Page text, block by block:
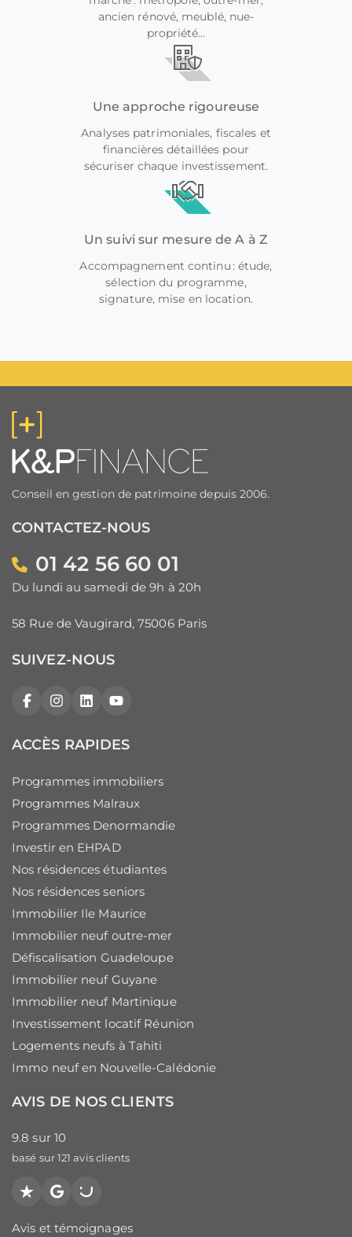
ancien rénové, meublé, nue-
propriété…
Une approche rigoureuse
Analyses patrimoniales, fiscales et
financières détaillées pour
sécuriser chaque investissement.
Un suivi sur mesure de A à Z
Accompagnement continu : étude,
sélection du programme,
signature, mise en location.
Conseil en gestion de patrimoine depuis 2006.
CONTACTEZ-NOUS
01 42 56 60 01
Du lundi au samedi de 9h à 20h
58 Rue de Vaugirard, 75006 Paris
SUIVEZ-NOUS
FacebookInstagram
LinkedInYouTube
ACCÈS RAPIDES
Programmes immobiliers
Programmes Malraux
Programmes Denormandie
Investir en EHPAD
Nos résidences étudiantes
Nos résidences seniors
Immobilier Ile Maurice
Immobilier neuf outre-mer
Défiscalisation Guadeloupe
Immobilier neuf Guyane
Immobilier neuf Martinique
Investissement locatif Réunion
Logements neufs à Tahiti
Immo neuf en Nouvelle-Calédonie
AVIS DE NOS CLIENTS
9.8 sur 10
basé sur 121 avis clients
Trustpilot
GooglePagesJaunes
Avis et témoignages